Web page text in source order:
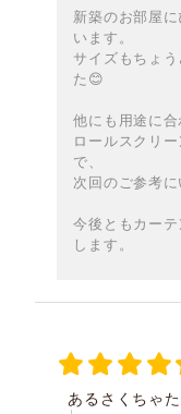
新築のお部屋
います。
サイズもちょ
た😊
他にも用途に
ロールスクリ
で、
次回のご参考に
今後ともカー
します。
あるさくちゃ